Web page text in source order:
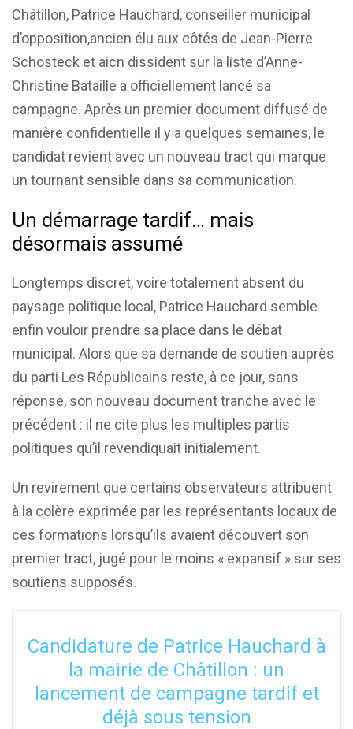
Châtillon, Patrice Hauchard, conseiller municipal
d’opposition,ancien élu aux côtés de Jean-Pierre
Schosteck et aicn dissident sur la liste d’Anne-
Christine Bataille a officiellement lancé sa
campagne. Après un premier document diffusé de
manière confidentielle il y a quelques semaines, le
candidat revient avec un nouveau tract qui marque
un tournant sensible dans sa communication.
Un démarrage tardif… mais
désormais assumé
Longtemps discret, voire totalement absent du
paysage politique local, Patrice Hauchard semble
enfin vouloir prendre sa place dans le débat
municipal. Alors que sa demande de soutien auprès
du parti Les Républicains reste, à ce jour, sans
réponse, son nouveau document tranche avec le
précédent : il ne cite plus les multiples partis
politiques qu’il revendiquait initialement.
Un revirement que certains observateurs attribuent
à la colère exprimée par les représentants locaux de
ces formations lorsqu’ils avaient découvert son
premier tract, jugé pour le moins « expansif » sur ses
soutiens supposés.
Candidature de Patrice Hauchard à
la mairie de Châtillon : un
lancement de campagne tardif et
déjà sous tension